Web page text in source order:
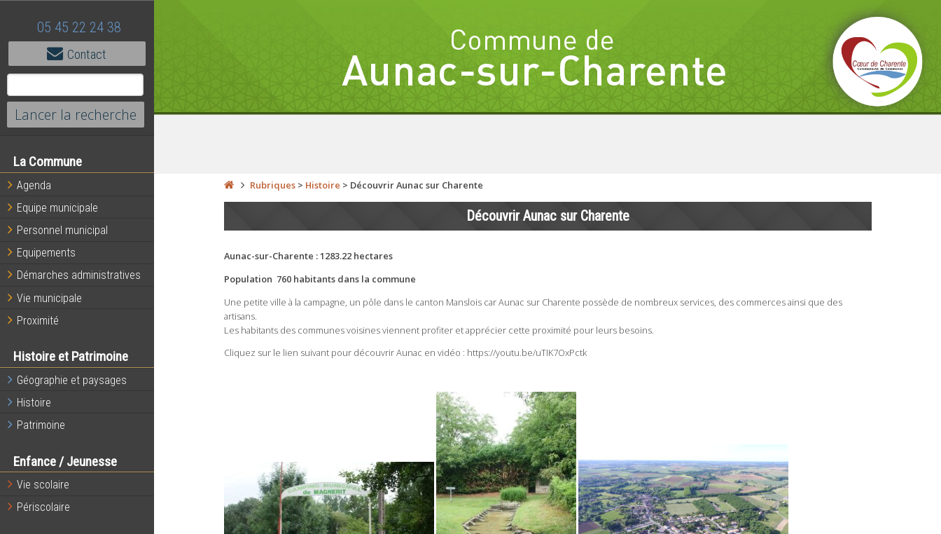
05 45 22 24 38
Contact
La Commune
Agenda
Equipe municipale
Personnel municipal
Equipements
Démarches administratives
Vie municipale
Proximité
Histoire et Patrimoine
Géographie et paysages
Histoire
Patrimoine
Enfance / Jeunesse
Vie scolaire
Périscolaire
Rubriques> Histoire > Découvrir Aunac sur Charente
Découvrir Aunac sur Charente
Aunac-sur-Charente : 1283.22 hectares
Population 760 habitants dans la commune
Une petite ville à la campagne, un pôle dans le canton Manslois car Aunac sur Charente possède de nombreux services, des commerces ainsi que des
artisans.
Les habitants des communes voisines viennent profiter et apprécier cette proximité pour leurs besoins.
Cliquez sur le lien suivant pour découvrir Aunac en vidéo : https://youtu.be/uTIK7OxPctk